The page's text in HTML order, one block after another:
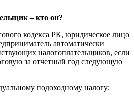
– кто он?
кодекса РК, юридическое лицо
автоматически
налогоплательщиков, если
за отчетный год следующую
подоходному налогу;